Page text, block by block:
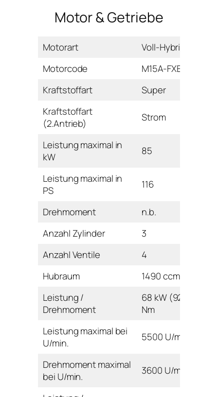
Motor & Getriebe
Motorart
Voll-Hybrid
Motorcode
M15A-FXE
Kraftstoffart
Super
Kraftstoffart
(2.Antrieb)
Strom
Leistung maximal in
kW
85
Leistung maximal in
PS
116
Drehmoment
n.b.
Anzahl Zylinder
3
Anzahl Ventile
4
Hubraum
1490 ccm
Leistung /
Drehmoment
68 kW (92 PS) /
Nm
Leistung maximal bei
U/min.
5500 U/min
Drehmoment maximal
bei U/min.
3600 U/min